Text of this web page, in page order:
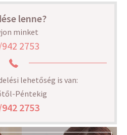
lenne?
minket
2753
lehetőség is van:
Péntekig
2753